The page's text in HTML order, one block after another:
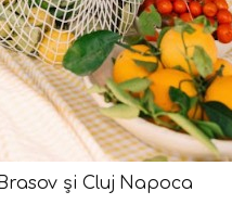
și Cluj Napoca